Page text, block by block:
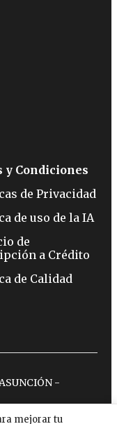
mejorar tu
y Condiciones
de Privacidad
de uso de la IA
de
a Crédito
de Calidad
-